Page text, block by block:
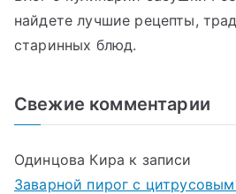
найдете лучшие рецепты,
старинных блюд.
Свежие комментарии
Одинцова Кира к записи
Заварной пирог с